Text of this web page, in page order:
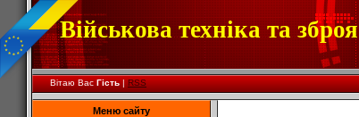
Військова техніка та зброя
Вітаю Вас Гість|RSS
Меню сайту